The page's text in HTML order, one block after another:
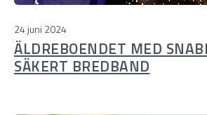
24 juni 2024
ÄLDREBOENDET MED
SÄKERT BREDBAND